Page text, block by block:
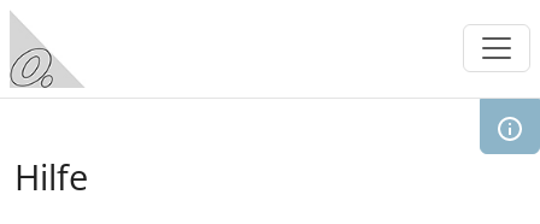
Direkt zum Inhalt
Hilfe